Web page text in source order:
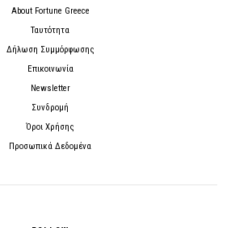
About Fortune Greece
Ταυτότητα
Δήλωση Συμμόρφωσης
Επικοινωνία
Newsletter
Συνδρομή
Όροι Χρήσης
Προσωπικά Δεδομένα